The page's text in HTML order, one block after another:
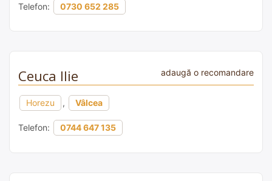
Telefon: 0730 652 285
Ceuca Ilie adaugă o recomandare
Horezu , Vâlcea
Telefon: 0744 647 135